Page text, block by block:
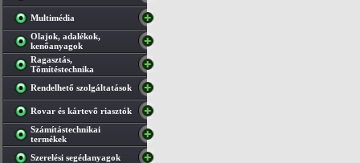
Multimédia
Olajok, adalékok,
kenőanyagok
Ragasztás,
Tőmítéstechnika
Rendelhető szolgáltatások
Rovar és kártevő riasztók
Számítástechnikai
termékek
Szerelési segédanyagok